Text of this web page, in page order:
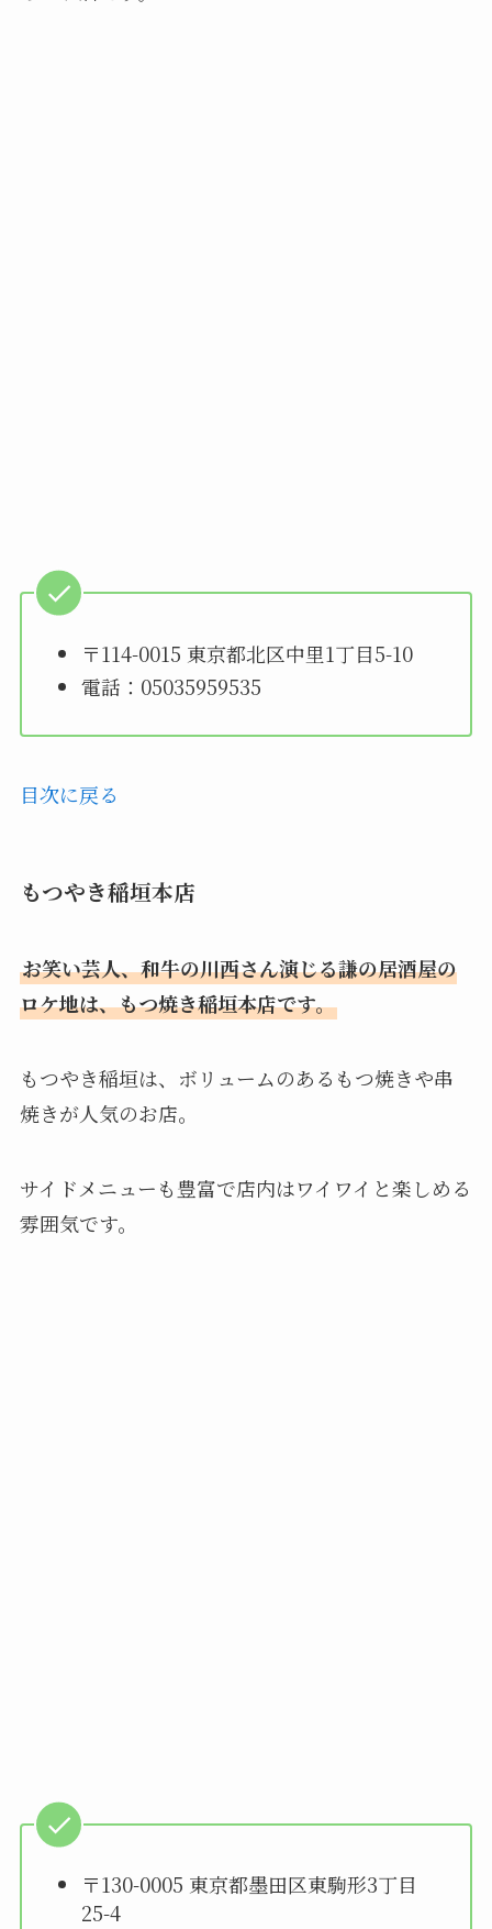
〒114-0015 東京都北区中里1丁目5-10
電話：05035959535
目次に戻る
もつやき稲垣本店
お笑い芸人、和牛の川西さん演じる謙の居酒屋の
ロケ地は、もつ焼き稲垣本店です。
もつやき稲垣は、ボリュームのあるもつ焼きや串
焼きが人気のお店。
サイドメニューも豊富で店内はワイワイと楽しめる
雰囲気です。
〒130-0005 東京都墨田区東駒形3丁目
25-4